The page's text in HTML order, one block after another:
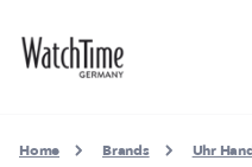
Home Brands Uhr